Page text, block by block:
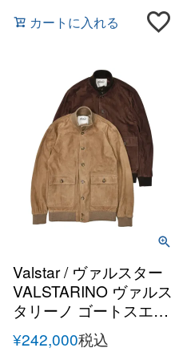
カートに入れる
Valstar / ヴァルスター
VALSTARINO ヴァルス
タリーノ ゴートスエー
ド バルスターブルゾン
¥242,000税込